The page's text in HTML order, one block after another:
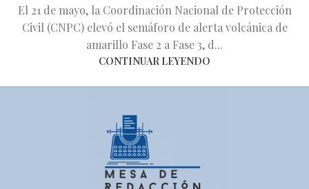
El 21 de mayo, la Coordinación Nacional de Protección
Civil (CNPC) elevó el semáforo de alerta volcánica de
amarillo Fase 2 a Fase 3, d...
CONTINUAR LEYENDO